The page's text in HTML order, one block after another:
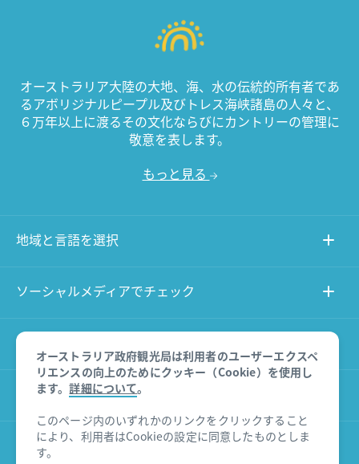
オーストラリア政府観光局は利用者のユーザーエクスペ
リエンスの向上のためにクッキー（Cookie）を使用し
ます。詳細について。
このページ内のいずれかのリンクをクリックすること
により、利用者はCookieの設定に同意したものとしま
す。
オーストラリア大陸の大地、海、水の伝統的所有者であ
るアボリジナルピープル及びトレス海峡諸島の人々と、
６万年以上に渡るその文化ならびにカントリーの管理に
敬意を表します。
もっと見る
地域と言語を選択
ソーシャルメディアでチェック
このサイトについて
その他のサイト
商品に関する免責事項